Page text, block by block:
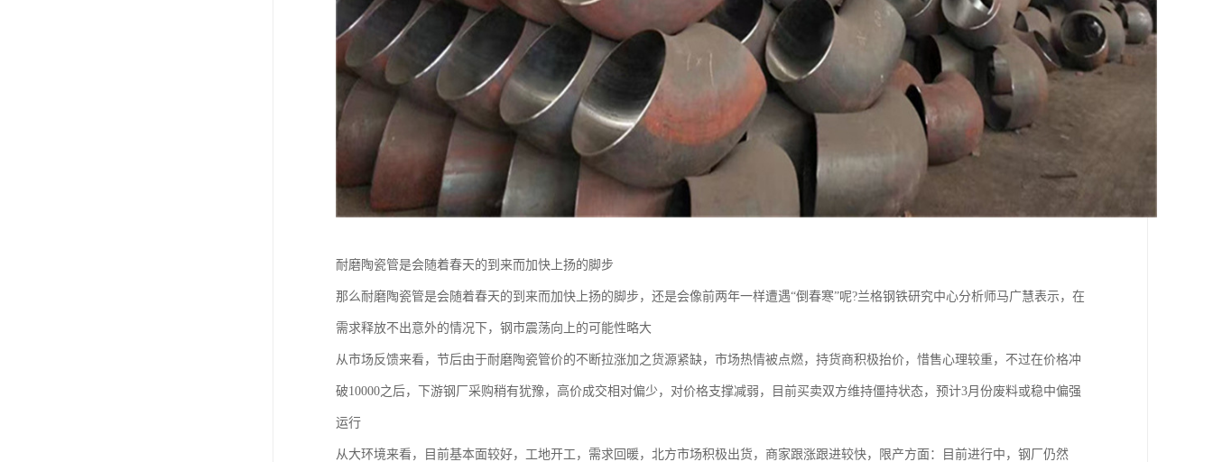
耐磨陶瓷管是会随着春天的到来而加快上扬的脚步
那么耐磨陶瓷管是会随着春天的到来而加快上扬的脚步，还是会像前两年一样遭遇“倒春寒”呢?兰格钢铁研究中心分析师马广慧表示，在
需求释放不出意外的情况下，钢市震荡向上的可能性略大
从市场反馈来看，节后由于耐磨陶瓷管价的不断拉涨加之货源紧缺，市场热情被点燃，持货商积极抬价，惜售心理较重，不过在价格冲
破10000之后，下游钢厂采购稍有犹豫，高价成交相对偏少，对价格支撑减弱，目前买卖双方维持僵持状态，预计3月份废料或稳中偏强
运行
从大环境来看，目前基本面较好，工地开工，需求回暖，北方市场积极出货，商家跟涨跟进较快，限产方面：目前进行中，钢厂仍然